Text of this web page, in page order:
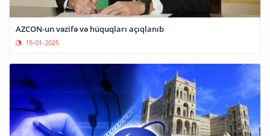
AZCON-un vəzifə və hüquqları açıqlanıb
15-01-2025